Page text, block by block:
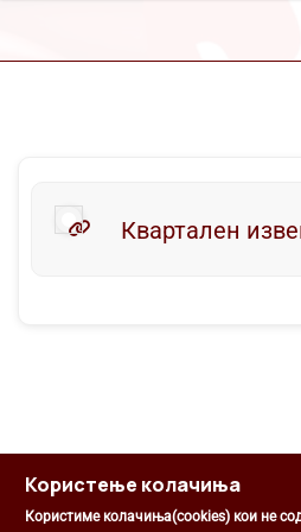
Квартален
Користење колачиња
Користиме колачиња(cookies) кои не